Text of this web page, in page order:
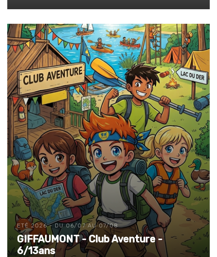
ETÉ 2026 - DU 06/07 AU 07/08
GIFFAUMONT - Club Aventure -
6/13ans